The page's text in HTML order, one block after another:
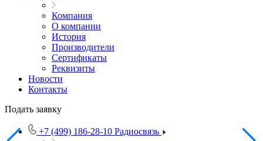
Компания
О компании
История
Производители
Сертификаты
Реквизиты
Новости
Контакты
Подать заявку
+7 (499) 186-28-10 Радиосвязь